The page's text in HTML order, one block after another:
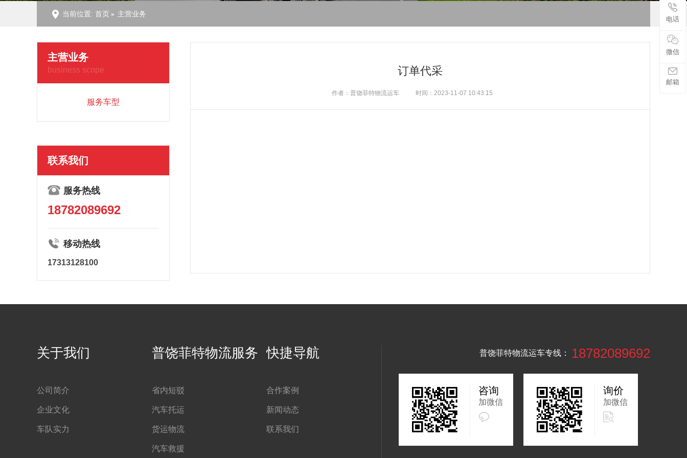
当前位置: 首页 主营业务
主营业务
business scope
服务车型
联系我们
服务热线
18782089692
移动热线
17313128100
订单代采
作者：普饶菲特物流运车 时间：2023-11-07 10:43:15
关于我们
公司简介
企业文化
车队实力
普饶菲特物流服务
省内短驳
汽车托运
货运物流
汽车救援
快捷导航
合作案例
新闻动态
联系我们
普饶菲特物流运车专线： 18782089692
咨询
加微信
询价
加微信
电话
微信
邮箱